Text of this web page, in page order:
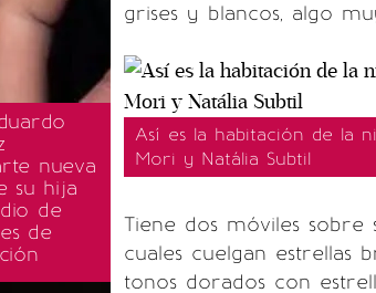
nueva
su hija
de
de
grises y blancos, algo
Así es la habitación de la
Mori y Natália Subtil
Tiene dos móviles
cuales cuelgan estrellas
tonos dorados con